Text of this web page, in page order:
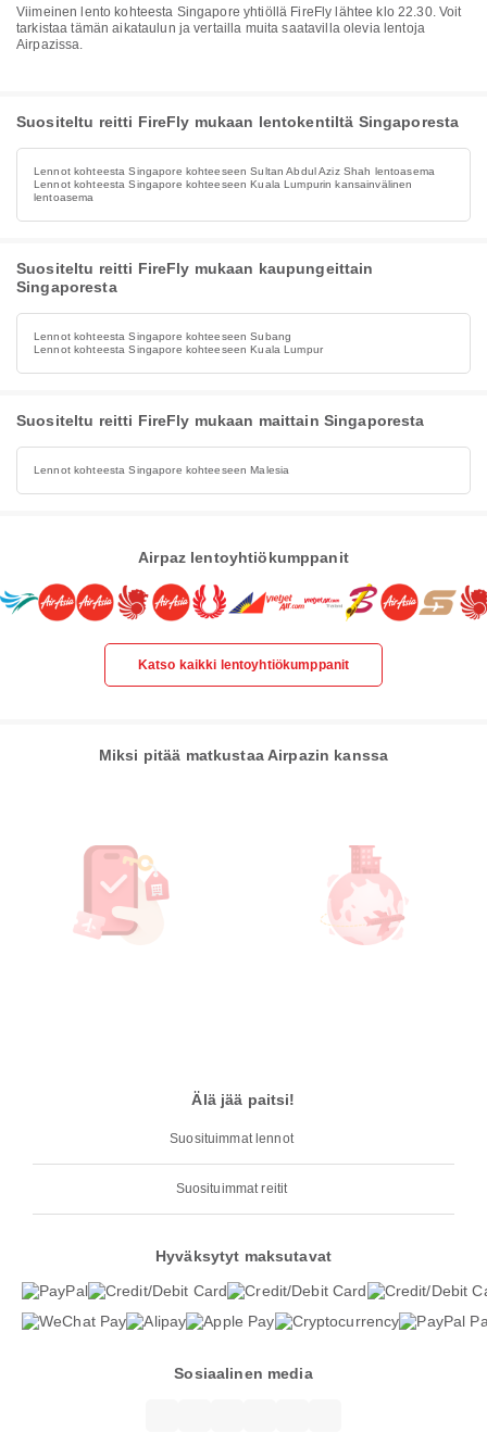
Viimeinen lento kohteesta Singapore yhtiöllä FireFly lähtee klo 22.30. Voit
tarkistaa tämän aikataulun ja vertailla muita saatavilla olevia lentoja
Airpazissa.
Suositeltu reitti FireFly mukaan lentokentiltä Singaporesta
Lennot kohteesta Singapore kohteeseen Sultan Abdul Aziz Shah lentoasema
Lennot kohteesta Singapore kohteeseen Kuala Lumpurin kansainvälinen
lentoasema
Suositeltu reitti FireFly mukaan kaupungeittain
Singaporesta
Lennot kohteesta Singapore kohteeseen Subang
Lennot kohteesta Singapore kohteeseen Kuala Lumpur
Suositeltu reitti FireFly mukaan maittain Singaporesta
Lennot kohteesta Singapore kohteeseen Malesia
Airpaz lentoyhtiökumppanit
Katso kaikki lentoyhtiökumppanit
Miksi pitää matkustaa Airpazin kanssa
Älä jää paitsi!
Suosituimmat lennot
Suosituimmat reitit
Hyväksytyt maksutavat
Sosiaalinen media